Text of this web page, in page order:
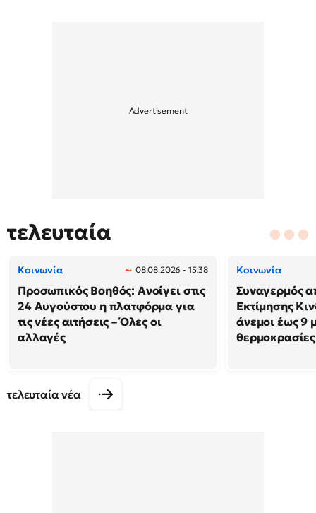
τελευταία
Κοινωνία 08.08.2026 - 15:38
Προσωπικός Βοηθός: Ανοίγει στις
24 Αυγούστου η πλατφόρμα για
τις νέες αιτήσεις – Όλες οι
αλλαγές
Κοινωνία
Συναγερμός
Εκτίμησης
άνεμοι έως 9
θερμοκρασίες
τελευταία νέα